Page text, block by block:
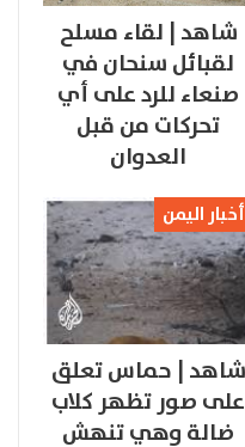
شاهد | لقاء مسلح
لقبائل سنحان في
صنعاء للرد على أي
تحركات من قبل
العدوان
أخبار اليمن
شاهد | حماس تعلق
على صور تظهر كلاب
ضالة وهي تنهش